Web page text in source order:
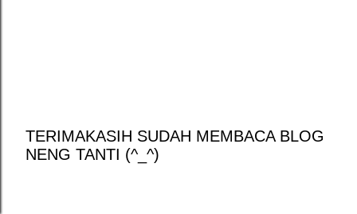
P
TERIMAKASIH SUDAH MEMBACA BLOG
NENG TANTI (^_^)